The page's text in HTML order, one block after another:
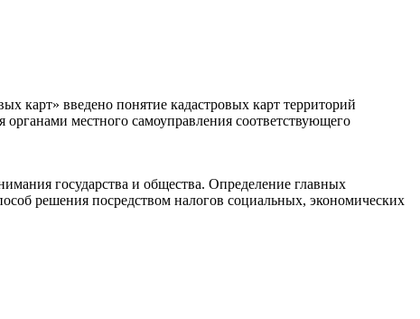
карт» введено понятие кадастровых карт территорий
местного самоуправления соответствующего
государства и общества. Определение главных
решения посредством налогов социальных, экономических